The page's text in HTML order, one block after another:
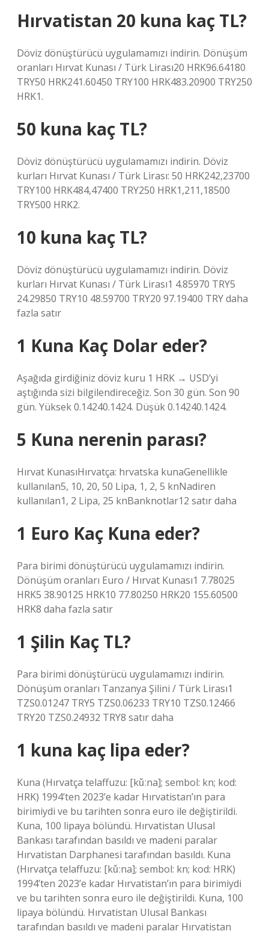
Hırvatistan 20 kuna kaç TL?
Döviz dönüştürücü uygulamamızı indirin. Dönüşüm
oranları Hırvat Kunası / Türk Lirası20 HRK96.64180
TRY50 HRK241.60450 TRY100 HRK483.20900 TRY250
HRK1.
50 kuna kaç TL?
Döviz dönüştürücü uygulamamızı indirin. Döviz
kurları Hırvat Kunası / Türk Lirası: 50 HRK242,23700
TRY100 HRK484,47400 TRY250 HRK1,211,18500
TRY500 HRK2.
10 kuna kaç TL?
Döviz dönüştürücü uygulamamızı indirin. Döviz
kurları Hırvat Kunası / Türk Lirası1 4.85970 TRY5
24.29850 TRY10 48.59700 TRY20 97.19400 TRY daha
fazla satır
1 Kuna Kaç Dolar eder?
Aşağıda girdiğiniz döviz kuru 1 HRK → USD’yi
aştığında sizi bilgilendireceğiz. Son 30 gün. Son 90
gün. Yüksek 0.14240.1424. Düşük 0.14240.1424.
5 Kuna nerenin parası?
Hırvat KunasıHırvatça: hrvatska kunaGenellikle
kullanılan5, 10, 20, 50 Lipa, 1, 2, 5 knNadiren
kullanılan1, 2 Lipa, 25 knBanknotlar12 satır daha
1 Euro Kaç Kuna eder?
Para birimi dönüştürücü uygulamamızı indirin.
Dönüşüm oranları Euro / Hırvat Kunası1 7.78025
HRK5 38.90125 HRK10 77.80250 HRK20 155.60500
HRK8 daha fazla satır
1 Şilin Kaç TL?
Para birimi dönüştürücü uygulamamızı indirin.
Dönüşüm oranları Tanzanya Şilini / Türk Lirası1
TZS0.01247 TRY5 TZS0.06233 TRY10 TZS0.12466
TRY20 TZS0.24932 TRY8 satır daha
1 kuna kaç lipa eder?
Kuna (Hırvatça telaffuzu: [kǔːna]; sembol: kn; kod:
HRK) 1994’ten 2023’e kadar Hırvatistan’ın para
birimiydi ve bu tarihten sonra euro ile değiştirildi.
Kuna, 100 lipaya bölündü. Hırvatistan Ulusal
Bankası tarafından basıldı ve madeni paralar
Hırvatistan Darphanesi tarafından basıldı. Kuna
(Hırvatça telaffuzu: [kǔːna]; sembol: kn; kod: HRK)
1994’ten 2023’e kadar Hırvatistan’ın para birimiydi
ve bu tarihten sonra euro ile değiştirildi. Kuna, 100
lipaya bölündü. Hırvatistan Ulusal Bankası
tarafından basıldı ve madeni paralar Hırvatistan